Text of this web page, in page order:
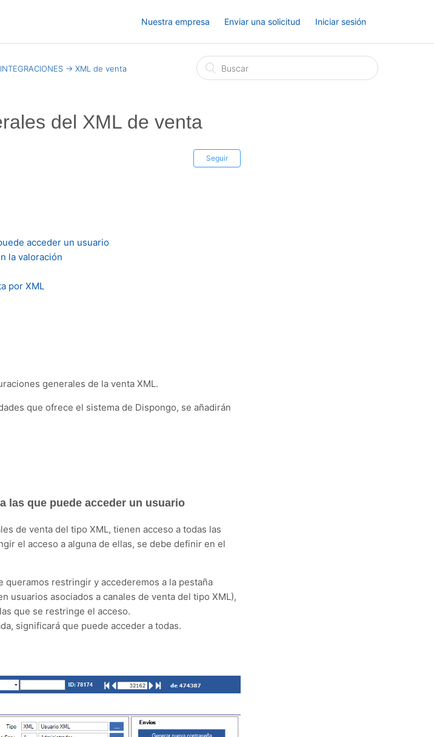
Nuestra empresa Enviar una solicitud Iniciar sesión
-> XML de venta
del XML de venta
Seguir
acceder un usuario
la valoración
por XML
generales de la venta XML.
que ofrece el sistema de Dispongo, se añadirán
las que puede acceder un usuario
de venta del tipo XML, tienen acceso a todas las
el acceso a alguna de ellas, se debe definir en el
queramos restringir y accederemos a la pestaña
usuarios asociados a canales de venta del tipo XML),
que se restringe el acceso.
significará que puede acceder a todas.